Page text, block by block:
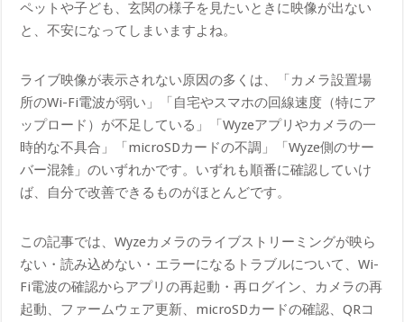
ペットや子ども、玄関の様子を見たいときに映像が出ない
と、不安になってしまいますよね。
ライブ映像が表示されない原因の多くは、「カメラ設置場
所のWi-Fi電波が弱い」「自宅やスマホの回線速度（特にア
ップロード）が不足している」「Wyzeアプリやカメラの一
時的な不具合」「microSDカードの不調」「Wyze側のサー
バー混雑」のいずれかです。いずれも順番に確認していけ
ば、自分で改善できるものがほとんどです。
この記事では、Wyzeカメラのライブストリーミングが映ら
ない・読み込めない・エラーになるトラブルについて、Wi-
Fi電波の確認からアプリの再起動・再ログイン、カメラの再
起動、ファームウェア更新、microSDカードの確認、QRコ